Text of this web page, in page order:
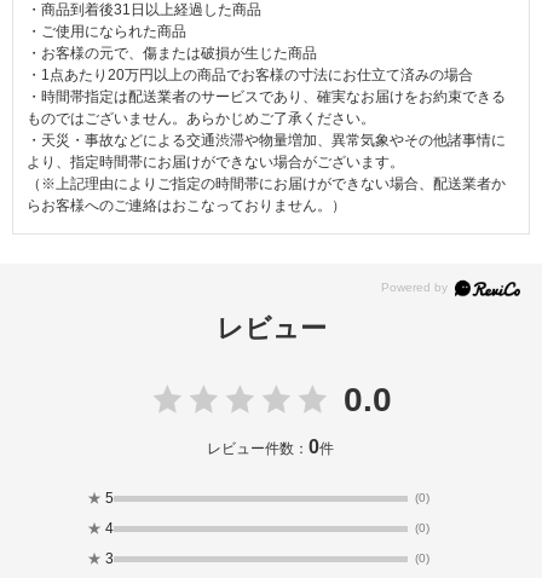
・商品到着後31日以上経過した商品
・ご使用になられた商品
・お客様の元で、傷または破損が生じた商品
・1点あたり20万円以上の商品でお客様の寸法にお仕立て済みの場合
・時間帯指定は配送業者のサービスであり、確実なお届けをお約束できる
ものではございません。あらかじめご了承ください。
・天災・事故などによる交通渋滞や物量増加、異常気象やその他諸事情に
より、指定時間帯にお届けができない場合がございます。
（※上記理由によりご指定の時間帯にお届けができない場合、配送業者か
らお客様へのご連絡はおこなっておりません。）
レビュー
0.0
レビュー件数：0件
★ 5 (0)
★ 4 (0)
★ 3 (0)